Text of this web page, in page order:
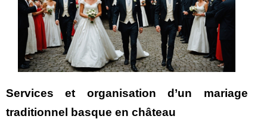
Services et organisation d’un mariage
traditionnel basque en château